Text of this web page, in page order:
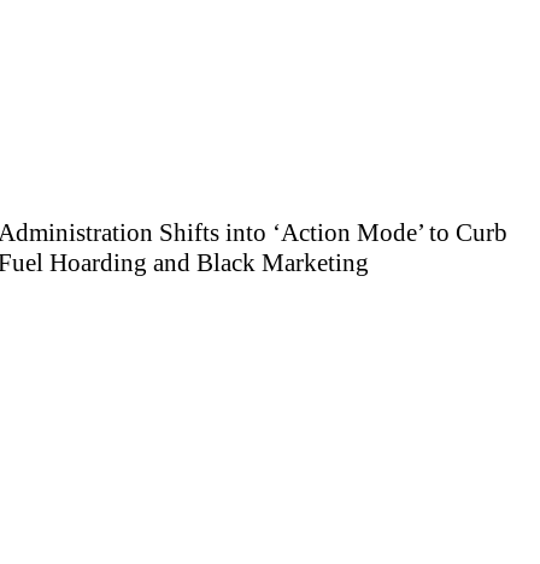
Shifts into ‘Action Mode’ to Curb
Hoarding and Black Marketing